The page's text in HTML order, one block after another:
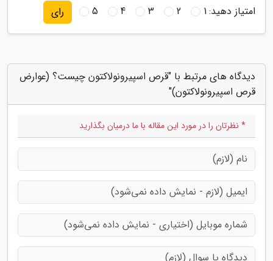
امتیاز دهید:1
2
3
4
5 رای
دیدگاه های مرتبط با "قرص اسپیرونولاکتون چیست؟ (عوارض
قرص اسپیرونولاکتون)"
* نظرتان را در مورد این مقاله با ما درمیان بگذارید